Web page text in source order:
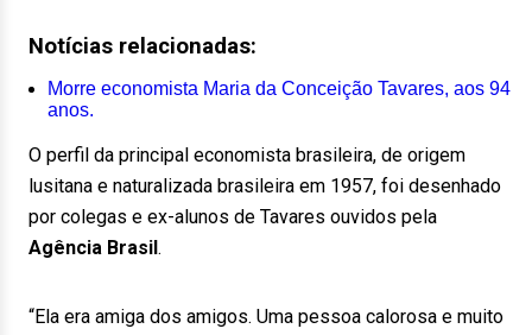
Notícias relacionadas:
Morre economista Maria da Conceição Tavares, aos 94
anos.
O perfil da principal economista brasileira, de origem
lusitana e naturalizada brasileira em 1957, foi desenhado
por colegas e ex-alunos de Tavares ouvidos pela
Agência Brasil.
“Ela era amiga dos amigos. Uma pessoa calorosa e muito